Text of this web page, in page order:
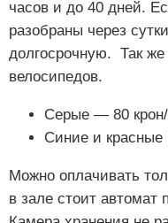
часов и до 40 дней.
разобраны через
долгосрочную. Так же
велосипедов.
Серые — 80 крон/
Синие и красные
Можно оплачивать
в зале стоит автомат